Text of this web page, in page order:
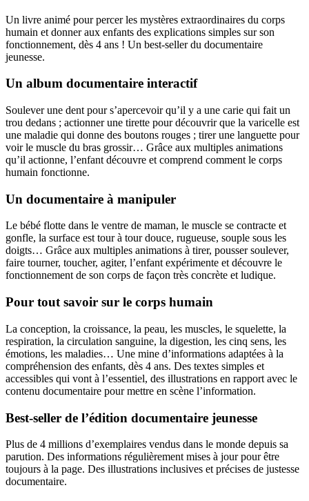
Un livre animé pour percer les mystères extraordinaires du corps
humain et donner aux enfants des explications simples sur son
fonctionnement, dès 4 ans ! Un best-seller du documentaire
jeunesse.
Un album documentaire interactif
Soulever une dent pour s’apercevoir qu’il y a une carie qui fait un
trou dedans ; actionner une tirette pour découvrir que la varicelle est
une maladie qui donne des boutons rouges ; tirer une languette pour
voir le muscle du bras grossir… Grâce aux multiples animations
qu’il actionne, l’enfant découvre et comprend comment le corps
humain fonctionne.
Un documentaire à manipuler
Le bébé flotte dans le ventre de maman, le muscle se contracte et
gonfle, la surface est tour à tour douce, rugueuse, souple sous les
doigts… Grâce aux multiples animations à tirer, pousser soulever,
faire tourner, toucher, agiter, l’enfant expérimente et découvre le
fonctionnement de son corps de façon très concrète et ludique.
Pour tout savoir sur le corps humain
La conception, la croissance, la peau, les muscles, le squelette, la
respiration, la circulation sanguine, la digestion, les cinq sens, les
émotions, les maladies… Une mine d’informations adaptées à la
compréhension des enfants, dès 4 ans. Des textes simples et
accessibles qui vont à l’essentiel, des illustrations en rapport avec le
contenu documentaire pour mettre en scène l’information.
Best-seller de l’édition documentaire jeunesse
Plus de 4 millions d’exemplaires vendus dans le monde depuis sa
parution. Des informations régulièrement mises à jour pour être
toujours à la page. Des illustrations inclusives et précises de justesse
documentaire.